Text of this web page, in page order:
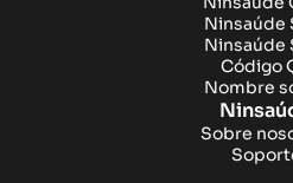
Ninsaúde
Ninsaúde
Código
Nombre
Sobre